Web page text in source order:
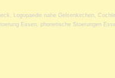
Logopaedie nahe Gelsenkirchen
Essen phonetische Stoerungen